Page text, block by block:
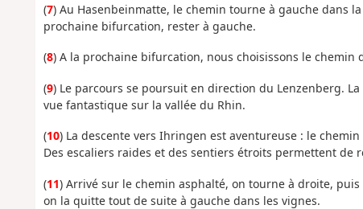
(7) Au Hasenbeinmatte, le chemin tourne à gauche dans
prochaine bifurcation, rester à gauche.
(8) A la prochaine bifurcation, nous choisissons le chemin
(9) Le parcours se poursuit en direction du Lenzenberg.
vue fantastique sur la vallée du Rhin.
(10) La descente vers Ihringen est aventureuse : le
Des escaliers raides et des sentiers étroits permettent de
(11) Arrivé sur le chemin asphalté, on tourne à droite,
on la quitte tout de suite à gauche dans les vignes.